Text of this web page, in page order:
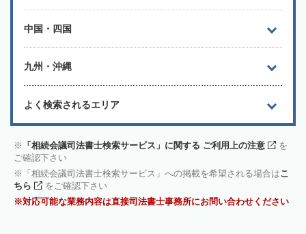
中国・四国
九州・沖縄
よく検索されるエリア
「相続会議司法書士検索サービス」に関する ご利用上の注意
を
ご確認下さい
「相続会議司法書士検索サービス」への掲載を希望される場合はこ
ちら
をご確認下さい
対応可能な業務内容は直接司法書士事務所にお問い合わせください